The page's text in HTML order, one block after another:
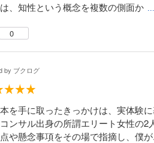
、知性という概念を複数の側面か
0
by ブクログ
を手に取ったきっかけは、実体験
ンサル出身の所謂エリート女性の
や懸念事項をその場で指摘し、僕